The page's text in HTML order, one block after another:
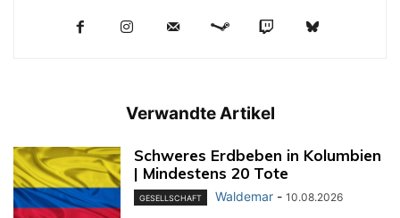
Verwandte Artikel
Schweres Erdbeben in Kolumbien
| Mindestens 20 Tote
GESELLSCHAFT Waldemar - 10.08.2026